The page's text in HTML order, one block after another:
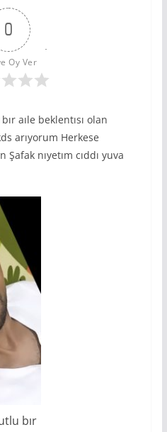
0
Oy Ver
aıle beklentısı olan
arıyorum Herkese
nıyetım cıddı yuva
bır